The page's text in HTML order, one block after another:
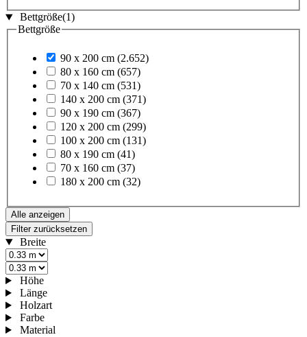
Bettgröße(1)
Bettgröße
90 x 200 cm (2.652)
80 x 160 cm (657)
70 x 140 cm (531)
140 x 200 cm (371)
90 x 190 cm (367)
120 x 200 cm (299)
100 x 200 cm (131)
80 x 190 cm (41)
70 x 160 cm (37)
180 x 200 cm (32)
Alle anzeigen
Filter zurücksetzen
Breite
Höhe
Länge
Holzart
Farbe
Material